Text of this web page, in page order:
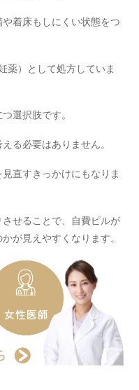
着床もしにくい状態をつ
薬）として処方していま
選択肢です。
る必要はありません。
直すきっかけにもなりま
せることで、自費ピルが
が見えやすくなります。